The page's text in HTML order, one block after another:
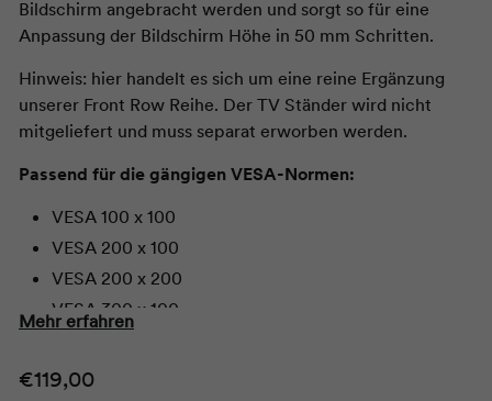
Bildschirm angebracht werden und sorgt so für eine
Anpassung der Bildschirm Höhe in 50 mm Schritten.
Hinweis: hier handelt es sich um eine reine Ergänzung
unserer Front Row Reihe. Der TV Ständer wird nicht
mitgeliefert und muss separat erworben werden.
Passend für die gängigen VESA-Normen:
VESA 100 x 100
VESA 200 x 100
VESA 200 x 200
VESA 300 x 100
VESA 300 x 300
Mehr erfahren
Normaler
€119,00